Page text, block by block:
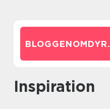
BLOGGENOMDYR.
inspiration